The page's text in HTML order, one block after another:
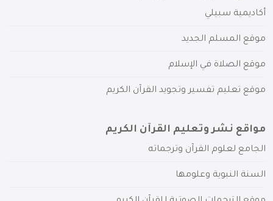
أكاديمية سبيلي
موقع المسلم الجديد
موقع الصلاة في الإسلام
موقع تعليم تفسير وتجويد القرآن الكريم
مواقع نشر وتعليم القرآن الكريم
الجامع لعلوم القرآن وترجماته
السنة النبوية وعلومها